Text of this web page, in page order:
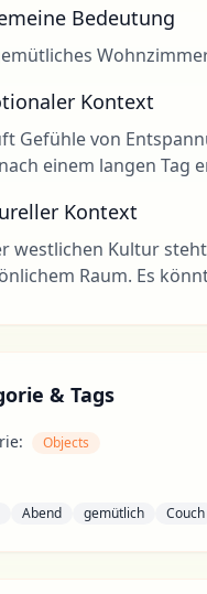
Bedeutung
Kontext
Gefühle von
einem langen Tag
Kontext
westlichen Kultur
Raum. Es
& Tags
Objects
Abend gemütlich Couch